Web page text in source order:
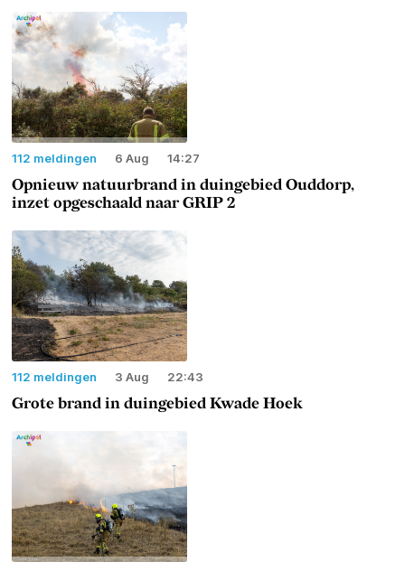
112 meldingen 6 Aug 14:27
Opnieuw natuurbrand in duingebied Ouddorp,
inzet opgeschaald naar GRIP 2
112 meldingen 3 Aug 22:43
Grote brand in duingebied Kwade Hoek